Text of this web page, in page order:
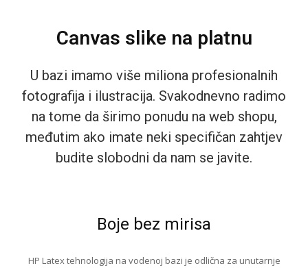
Canvas slike na platnu
U bazi imamo više miliona profesionalnih
fotografija i ilustracija. Svakodnevno radimo
na tome da širimo ponudu na web shopu,
međutim ako imate neki specifičan zahtjev
budite slobodni da nam se javite.
Boje bez mirisa
HP Latex tehnologija na vodenoj bazi je odlična za unutarnje